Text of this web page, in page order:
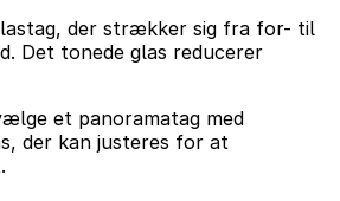
der strækker sig fra for- til
Det tonede glas reducerer
et panoramatag med
der kan justeres for at